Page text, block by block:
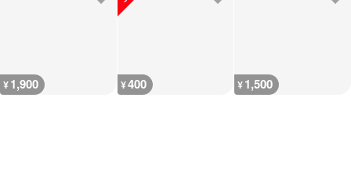
¥1,900 ¥400 ¥1,500